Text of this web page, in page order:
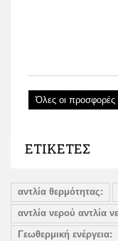
Όλες οι προσφορές
ΕΤΙΚΈΤΕΣ
αντλία θερμότητας:
αντλία νερού αντλία
Γεωθερμική ενέργεια: